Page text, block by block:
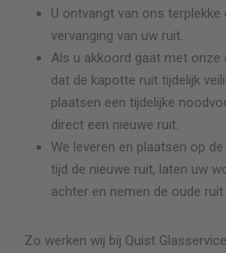
U ontvangt van ons
vervanging van uw ruit.
Als u akkoord gaat met
dat de kapotte ruit tijdelijk
plaatsen een tijdelijke
direct een nieuwe ruit.
We leveren en plaatsen op
tijd de nieuwe ruit, laten uw
achter en nemen de oude ruit
Zo werken wij bij Quist Glasservice